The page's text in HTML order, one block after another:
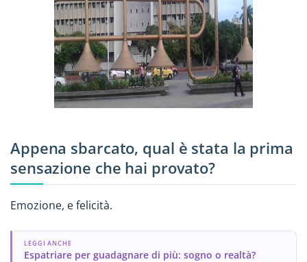
Appena sbarcato, qual è stata la prima
sensazione che hai provato?
Emozione, e felicità.
LEGGI ANCHE
Espatriare per guadagnare di più: sogno o realtà?